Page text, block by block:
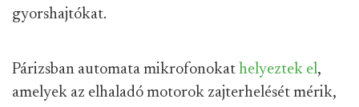
gyorshajtókat.
Párizsban automata mikrofonokat helyeztek el,
amelyek az elhaladó motorok zajterhelését mérik,